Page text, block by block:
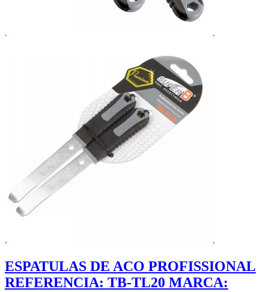
ESPATULAS DE ACO PROFISSIONAL
REFERENCIA: TB-TL20 MARCA: